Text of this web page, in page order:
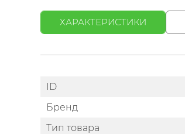
ХАРАКТЕРИСТИКИ
ID
Бренд
Тип товара